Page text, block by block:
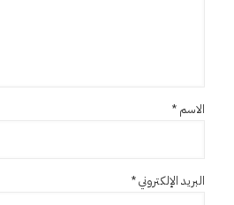
الاسم *
البريد الإلكتروني*